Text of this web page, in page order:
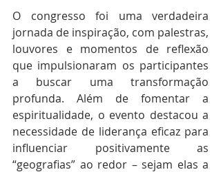
O congresso foi uma verdadeira
jornada de inspiração, com palestras,
louvores e momentos de reflexão
que impulsionaram os participantes
a buscar uma transformação
profunda. Além de fomentar a
espiritualidade, o evento destacou a
necessidade de liderança eficaz para
influenciar positivamente as
“geografias” ao redor – sejam elas a